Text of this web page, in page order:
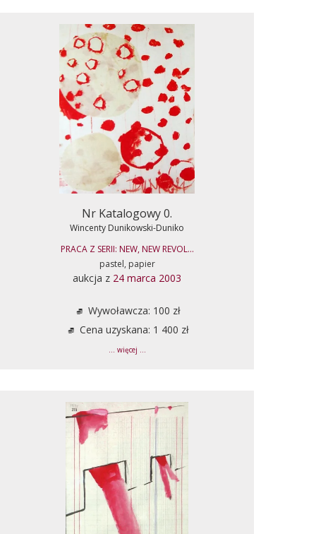
Nr Katalogowy 0.
Wincenty Dunikowski-Duniko
PRACA Z SERII: NEW, NEW REVOL...
pastel, papier
aukcja z 24 marca 2003
Wywoławcza: 100 zł
Cena uzyskana: 1 400 zł
... więcej ...